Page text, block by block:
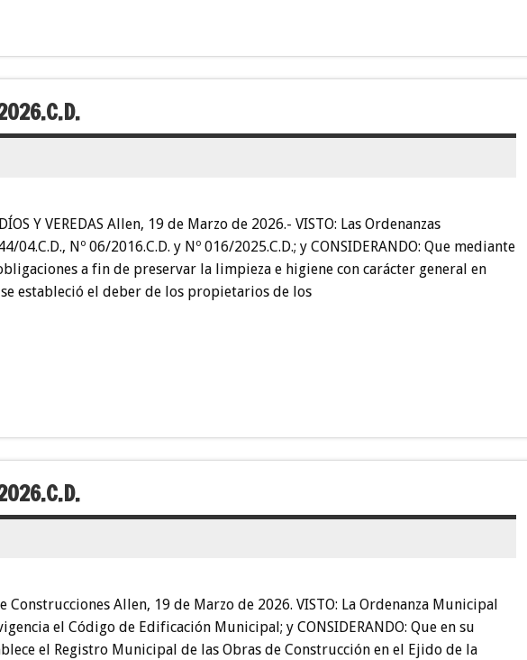
Y VEREDAS Allen, 19 de Marzo de 2026.- VISTO: Las Ordenanzas
04.C.D., Nº 06/2016.C.D. y Nº 016/2025.C.D.; y CONSIDERANDO: Que mediante
a fin de preservar la limpieza e higiene con carácter general en
estableció el deber de los propietarios de los
Construcciones Allen, 19 de Marzo de 2026. VISTO: La Ordenanza Municipal
el Código de Edificación Municipal; y CONSIDERANDO: Que en su
el Registro Municipal de las Obras de Construcción en el Ejido de la